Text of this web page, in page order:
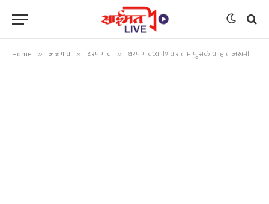
Home » जळगाव » धरणगाव » धरणगावच्या शिवारात माणुसकीचा हात जखमी हरिणाला वनविभागाने दिले जीवनदान